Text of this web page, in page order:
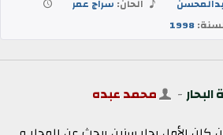
الحان: سراج عمر
1998
- محمد عبده